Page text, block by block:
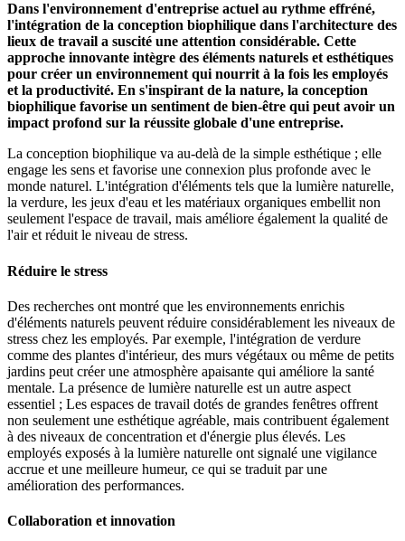
Dans l'environnement d'entreprise actuel au rythme effréné,
l'intégration de la conception biophilique dans l'architecture des
lieux de travail a suscité une attention considérable. Cette
approche innovante intègre des éléments naturels et esthétiques
pour créer un environnement qui nourrit à la fois les employés
et la productivité. En s'inspirant de la nature, la conception
biophilique favorise un sentiment de bien-être qui peut avoir un
impact profond sur la réussite globale d'une entreprise.
La conception biophilique va au-delà de la simple esthétique ; elle
engage les sens et favorise une connexion plus profonde avec le
monde naturel. L'intégration d'éléments tels que la lumière naturelle,
la verdure, les jeux d'eau et les matériaux organiques embellit non
seulement l'espace de travail, mais améliore également la qualité de
l'air et réduit le niveau de stress.
Réduire le stress
Des recherches ont montré que les environnements enrichis
d'éléments naturels peuvent réduire considérablement les niveaux de
stress chez les employés. Par exemple, l'intégration de verdure
comme des plantes d'intérieur, des murs végétaux ou même de petits
jardins peut créer une atmosphère apaisante qui améliore la santé
mentale. La présence de lumière naturelle est un autre aspect
essentiel ; Les espaces de travail dotés de grandes fenêtres offrent
non seulement une esthétique agréable, mais contribuent également
à des niveaux de concentration et d'énergie plus élevés. Les
employés exposés à la lumière naturelle ont signalé une vigilance
accrue et une meilleure humeur, ce qui se traduit par une
amélioration des performances.
Collaboration et innovation